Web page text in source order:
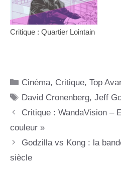
Critique : Quartier Lointain
Catégories
Cinéma, Critique,Top
Étiquettes
David Cronenberg,Jeff
Critique : WandaVision –
couleur »
Godzilla vs Kong : la
siècle